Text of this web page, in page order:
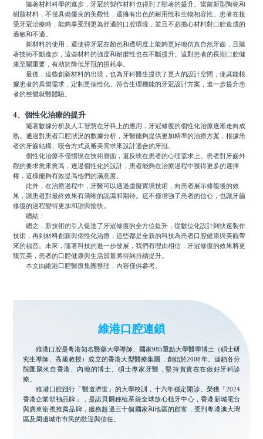
隨著材料科學的進步，牙冠的製作材料也得到了顯著的提升。當前新型陶瓷和
樹脂材料，不僅具備優良的美觀性，還擁有出色的耐用性和生物相容性。患者在接
受牙冠治療時，能夠享受到更為舒適的口腔環境，並且不必擔心材料對口腔造成的
過敏和不適。
新材料的使用，還使得牙冠在顏色和透明度上能夠更好地仿真自然牙齒，且隨
著技術不斷進步，這些材料的強度和耐磨性也在不斷提升。這對患者的長期口腔健
康至關重要，有助於降低牙冠的損耗率。
最後，這些創新材料的出現，也為牙科醫生提供了更大的設計空間，使其能根
據患者的具體需求，定制更個性化、符合生理機能的牙冠設計方案，進一步提升患
者的整體就醫體驗。
4、個性化治療的提升
隨著數據分析及人工智慧在牙科上的應用，牙冠修復的個性化治療逐漸走向成
熟。通過對患者口腔狀況的數據分析，牙醫能夠提供更加精準的治療方案，根據患
者的牙齒結構、咬合方式及審美需求來設計適合的牙冠。
個性化治療不僅體現在技術層面，還反映在患者的心理需求上。患者對牙齒外
觀的要求愈來愈高，透過個性化的設計，患者能夠在治療過程中獲得更多的選擇
權，這樣能夠有效提高他們的滿意度。
此外，在治療過程中，牙醫可以通過虛擬實境技術，向患者展示修復後的效
果，讓患者對最終效果有清晰的認識和期待。這不僅增強了患者的信心，也讓牙齒
修復的過程變得更加和諧與愉快。
總結：
總之，新技術的引入促進了牙冠修復的全方位提升，從數位化設計到快速製作
技術，再到材料創新與個性化治療，這些都是全新的科技為患者口腔健康與美觀帶
來的福音。未來，隨著科技的進一步發展，我們有理由相信，牙冠修復的效果將更
臻完美，患者的口腔健康與生活質量將得到持續提升。
本文由維港口腔醫療集團整理，內容僅供參考。
維港口腔連鎖
維港口腔是粵港知名醫藥大學導師、國家985重點大學醫學博士（碩士研
究生導師、高級教授）成立的香港大型醫療集團，創始於2008年。連鎖各分
院匯聚來自香港、內地的博士、碩士專家牙醫，堅持實實在在做好牙科診
療。
維港口腔踐行「醫道濟世」的大學校訓，十六年穩定開診。榮獲「2024
香港企業領袖品牌」，是諾貝爾種植系統全球放心植牙中心，香港新城電台
與廣東衛視推薦品牌，服務超過三十個國家和地區的顧客，受到粵港澳大灣
區及周邊城市市民的歡迎與信任。